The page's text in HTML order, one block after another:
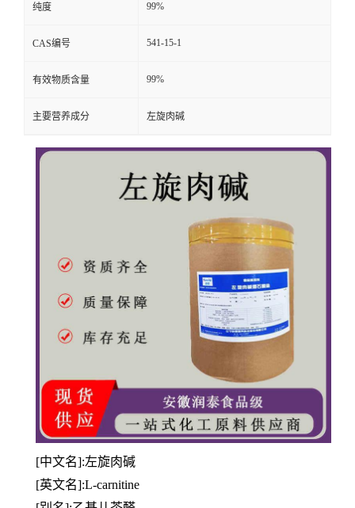
纯度 99%
CAS编号 541-15-1
有效物质含量 99%
主要营养成分 左旋肉碱
[中文名]:左旋肉碱
[英文名]:L-carnitine